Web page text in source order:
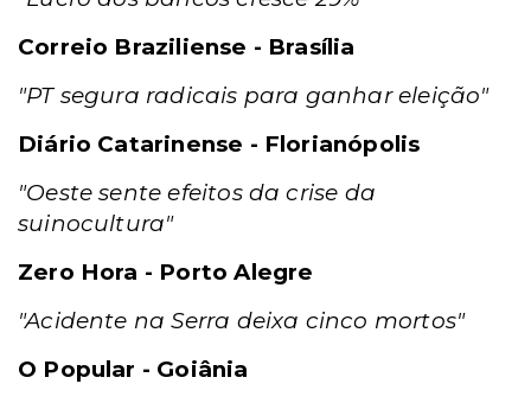
Correio Braziliense - Brasília
"PT segura radicais para ganhar eleição"
Diário Catarinense - Florianópolis
"Oeste sente efeitos da crise da
suinocultura"
Zero Hora - Porto Alegre
"Acidente na Serra deixa cinco mortos"
O Popular - Goiânia